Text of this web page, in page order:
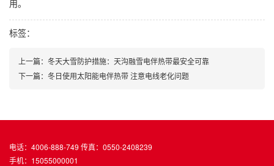
用。
标签：
上一篇：冬天大雪防护措施：天沟融雪电伴热带最安全可靠
下一篇：冬日使用太阳能电伴热带 注意电线老化问题
电话：4006-888-749 传真：0550-2408239
手机：15055000001